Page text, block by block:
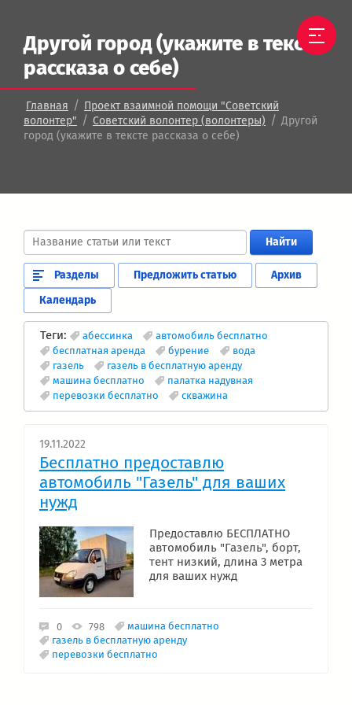
Другой город (укажите в тексте
рассказа о себе)
Главная / Проект взаимной помощи "Советский
волонтер" / Советский волонтер (волонтеры) / Другой
город (укажите в тексте рассказа о себе)
Найти
Разделы Предложить статью
Архив
Календарь
Теги: абессинка
автомобиль бесплатно
бесплатная аренда
бурение
вода
газель
газель в бесплатную аренду
машина бесплатно
палатка надувная
перевозки бесплатно
скважина
19.11.2022
Бесплатно предоставлю
автомобиль "Газель" для ваших
нужд
Предоставлю БЕСПЛАТНО
автомобиль "Газель", борт,
тент низкий, длина 3 метра
для ваших нужд
0 798
машина бесплатно
газель в бесплатную аренду
перевозки бесплатно